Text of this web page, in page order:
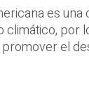
es una
climático, por
el